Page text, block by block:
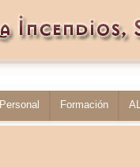
Personal Formación